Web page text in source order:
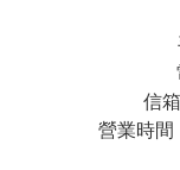
信
營業時